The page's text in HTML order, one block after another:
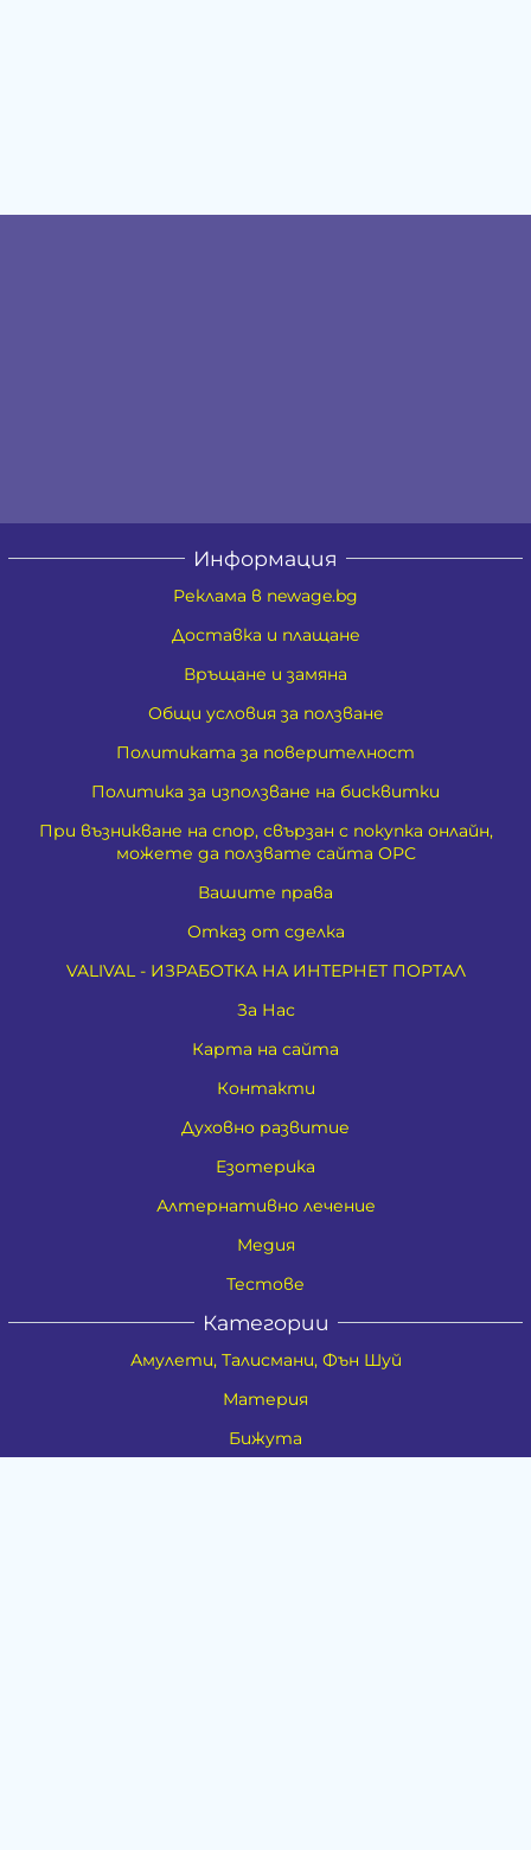
Информация
Реклама в newage.bg
Доставка и плащане
Връщане и замяна
Общи условия за ползване
Политиката за поверителност
Политика за използване на бисквитки
При възникване на спор, свързан с покупка онлайн,
можете да ползвате сайта ОРС
Вашите права
Отказ от сделка
VALIVAL - ИЗРАБОТКА НА ИНТЕРНЕТ ПОРТАЛ
За Нас
Карта на сайта
Контакти
Духовно развитие
Езотерика
Алтернативно лечение
Медия
Тестове
Категории
Амулети, Талисмани, Фън Шуй
Материя
Бижута